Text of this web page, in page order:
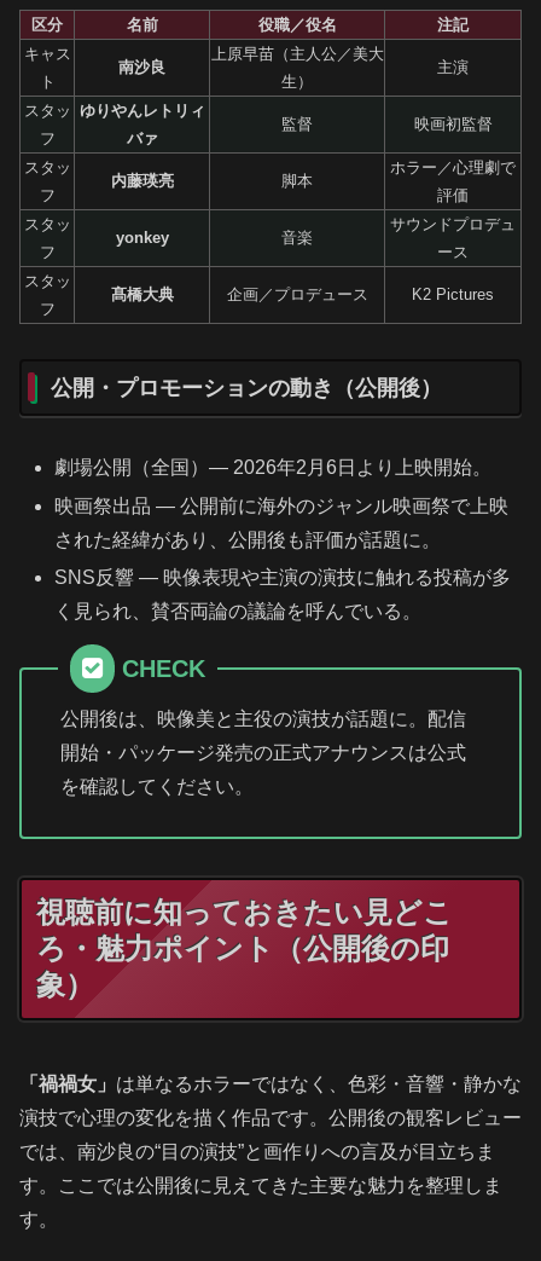
区分 名前 役職／役名
注記
キャス
ト
南沙良
上原早苗（主人公／美大
生）
主演
スタッ
フ
ゆりやんレトリィ
バァ
監督 映画初監督
スタッ
フ
内藤瑛亮 脚本
ホラー／心理劇で
評価
スタッ
フ
yonkey 音楽
サウンドプロデュ
ース
スタッ
フ
髙橋大典 企画／プロデュース K2 Pictures
公開・プロモーションの動き（公開後）
劇場公開（全国）— 2026年2月6日より上映開始。
映画祭出品 — 公開前に海外のジャンル映画祭で上映
された経緯があり、公開後も評価が話題に。
SNS反響 — 映像表現や主演の演技に触れる投稿が多
く見られ、賛否両論の議論を呼んでいる。
CHECK
公開後は、映像美と主役の演技が話題に。配信
開始・パッケージ発売の正式アナウンスは公式
を確認してください。
視聴前に知っておきたい見どこ
ろ・魅力ポイント（公開後の印
象）
「禍禍女」 は単なるホラーではなく、色彩・音響・静かな
演技で心理の変化を描く作品です。公開後の観客レビュー
では、南沙良の“目の演技”と画作りへの言及が目立ちま
す。ここでは公開後に見えてきた主要な魅力を整理しま
す。